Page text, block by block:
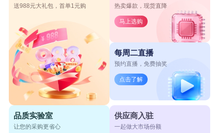
送988元大礼包，首单1元购 热卖爆款，现货直降
马上选购
每周二直播
预约直播，免费抽奖
点击了解
品质实验室
让您的采购更省心
供应商入驻
一起做大市场份额